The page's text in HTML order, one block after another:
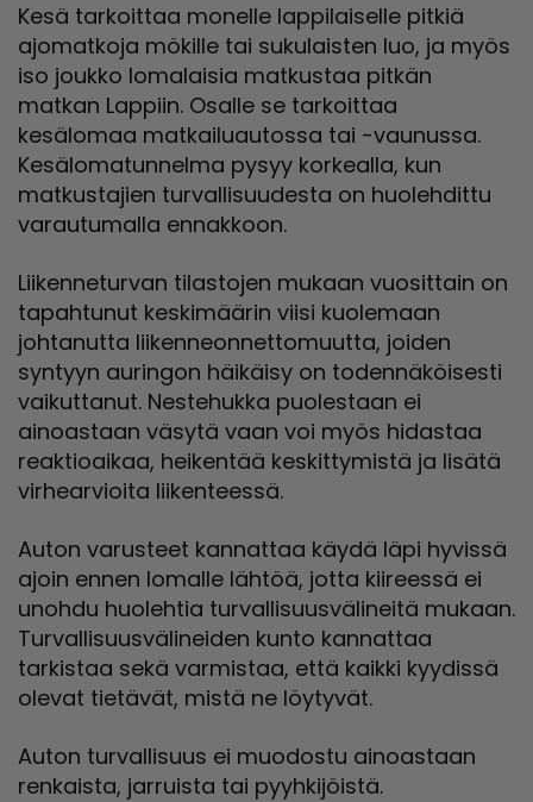
Kesä tarkoittaa monelle lappilaiselle pitkiä
ajomatkoja mökille tai sukulaisten luo, ja myös
iso joukko lomalaisia matkustaa pitkän
matkan Lappiin. Osalle se tarkoittaa
kesälomaa matkailuautossa tai -vaunussa.
Kesälomatunnelma pysyy korkealla, kun
matkustajien turvallisuudesta on huolehdittu
varautumalla ennakkoon.
Liikenneturvan tilastojen mukaan vuosittain on
tapahtunut keskimäärin viisi kuolemaan
johtanutta liikenneonnettomuutta, joiden
syntyyn auringon häikäisy on todennäköisesti
vaikuttanut. Nestehukka puolestaan ei
ainoastaan väsytä vaan voi myös hidastaa
reaktioaikaa, heikentää keskittymistä ja lisätä
virhearvioita liikenteessä.
Auton varusteet kannattaa käydä läpi hyvissä
ajoin ennen lomalle lähtöä, jotta kiireessä ei
unohdu huolehtia turvallisuusvälineitä mukaan.
Turvallisuusvälineiden kunto kannattaa
tarkistaa sekä varmistaa, että kaikki kyydissä
olevat tietävät, mistä ne löytyvät.
Auton turvallisuus ei muodostu ainoastaan
renkaista, jarruista tai pyyhkijöistä.